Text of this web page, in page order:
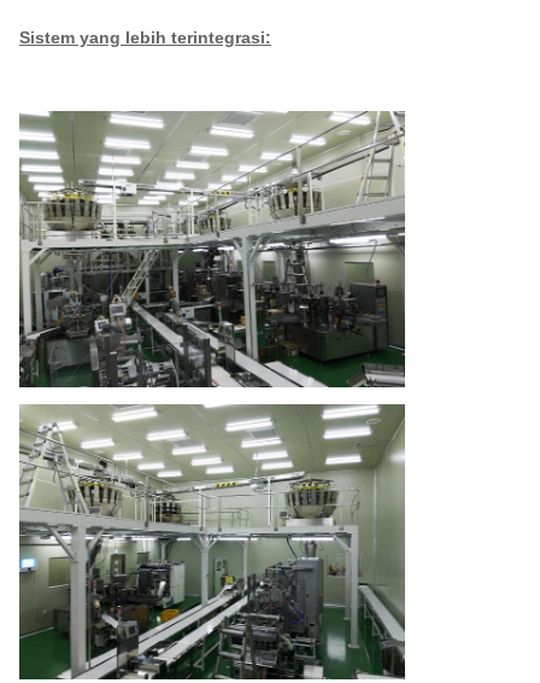
Sistem yang lebih terintegrasi: